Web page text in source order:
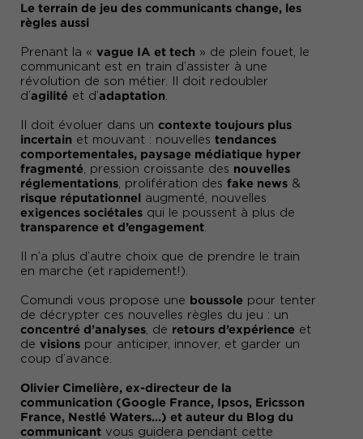
Le terrain de jeu des communicants change, les
règles aussi
Prenant la « vague IA et tech » de plein fouet, le
communicant est en train d’assister à une
révolution de son métier. Il doit redoubler
d’agilité et d’adaptation
Il doit évoluer dans un contexte toujours plus
incertain et mouvant : nouvelles tendances
comportementales, paysage médiatique hyper
fragmenté , pression croissante des nouvelles
réglementations , prolifération des fake news &
risque réputationnel augmenté, nouvelles
exigences sociétales qui le poussent à plus de
transparence et d’engagement
Il n’a plus d’autre choix que de prendre le train
en marche (et rapidement!).
Comundi vous propose une boussole pour tenter
de décrypter ces nouvelles règles du jeu : un
concentré d’analyses , de retours d’expérience et
de visions pour anticiper, innover, et garder un
coup d’avance.
Olivier Cimelière, ex-directeur de la
communication (Google France, Ipsos, Ericsson
France, Nestlé Waters…) et auteur du Blog du
communicant vous guidera pendant cette